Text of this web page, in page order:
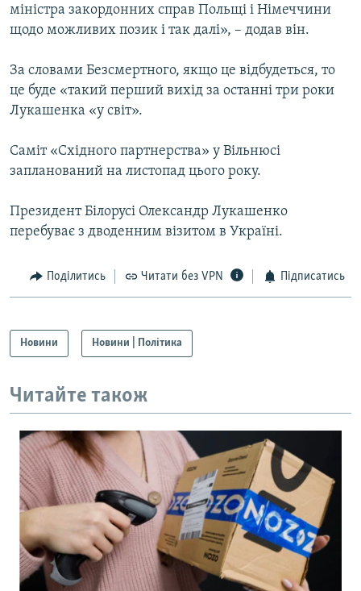
міністра закордонних справ Польщі і Німеччини
щодо можливих позик і так далі», – додав він.
За словами Безсмертного, якщо це відбудеться, то
це буде «такий перший вихід за останні три роки
Лукашенка «у світ».
Саміт «Східного партнерства» у Вільнюсі
запланований на листопад цього року.
Президент Білорусі Олександр Лукашенко
перебуває з дводенним візитом в Україні.
Поділитись Читати без VPN Підписатись
Новини Новини | Політика
Читайте також